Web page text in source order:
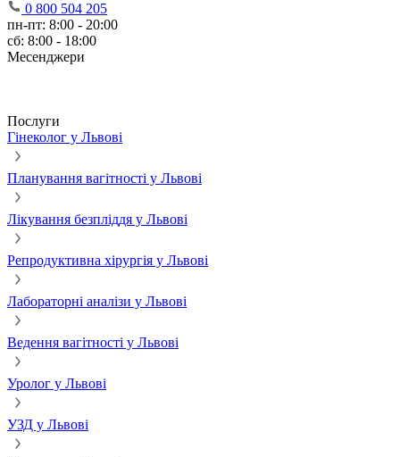
0 800 504 205
пн-пт: 8:00 - 20:00
сб: 8:00 - 18:00
Месенджери
Послуги
Гінеколог у Львові
Планування вагітності у Львові
Лікування безпліддя у Львові
Репродуктивна хірургія у Львові
Лабораторні аналізи у Львові
Ведення вагітності у Львові
Уролог у Львові
УЗД у Львові